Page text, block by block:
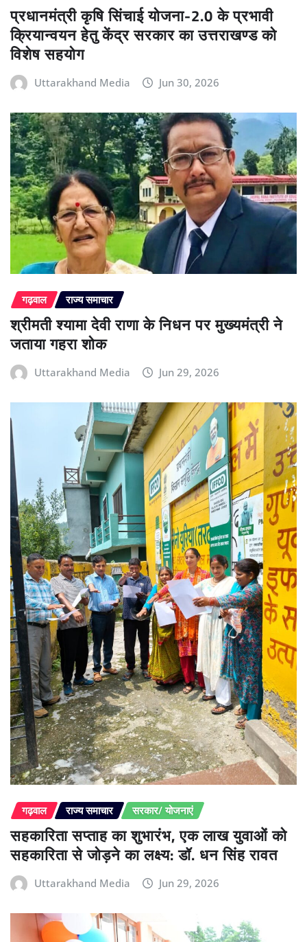
प्रधानमंत्री कृषि सिंचाई योजना-2.0 के प्रभावी
क्रियान्वयन हेतु केंद्र सरकार का उत्तराखण्ड को
विशेष सहयोग
Uttarakhand Media Jun 30, 2026
गढ़वाल राज्य समाचार
श्रीमती श्यामा देवी राणा के निधन पर मुख्यमंत्री ने
जताया गहरा शोक
Uttarakhand Media Jun 29, 2026
गढ़वाल राज्य समाचार सरकार/ योजनाएं
सहकारिता सप्ताह का शुभारंभ, एक लाख युवाओं को
सहकारिता से जोड़ने का लक्ष्य: डॉ. धन सिंह रावत
Uttarakhand Media Jun 29, 2026